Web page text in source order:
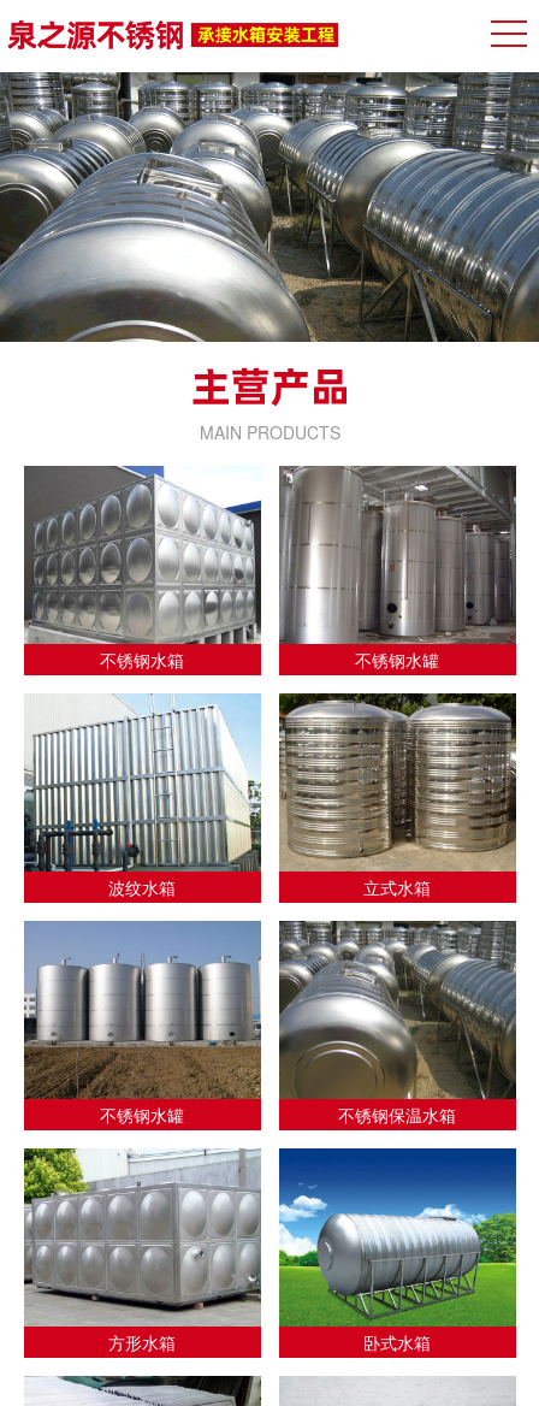
MAIN PRODUCTS
不锈钢水箱 不锈钢水罐
波纹水箱 立式水箱
不锈钢水罐 不锈钢保温水箱
方形水箱 卧式水箱